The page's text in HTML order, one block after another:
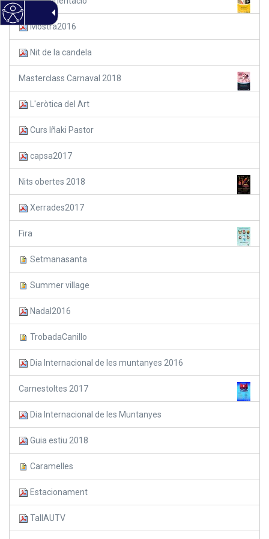
Mostra2016
Nit de la candela
Masterclass Carnaval 2018
L'eròtica del Art
Curs Iñaki Pastor
capsa2017
Nits obertes 2018
Xerrades2017
Fira
Setmanasanta
Summer village
Nadal2016
TrobadaCanillo
Dia Internacional de les muntanyes 2016
Carnestoltes 2017
Dia Internacional de les Muntanyes
Guia estiu 2018
Caramelles
Estacionament
TallAUTV